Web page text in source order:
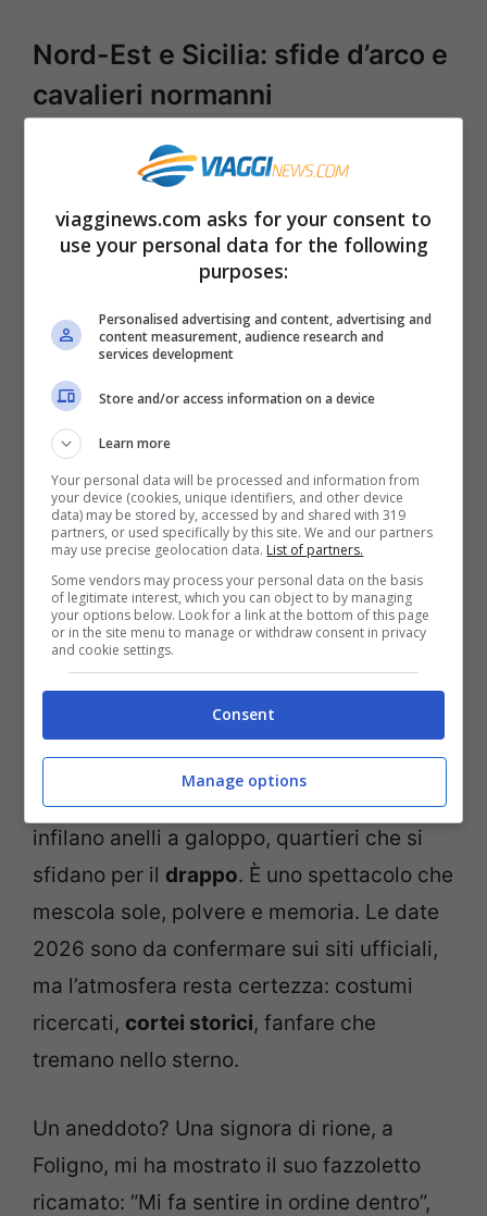
Nord-Est e Sicilia: sfide d’arco e
cavalieri normanni
Nel Bellunese, ilPalio di Feltre
primo weekend di agosto. I quattro
quartieri si affrontano in giochi storici,
cortei in costume e prove di abilità che
centro, incastonato tra muraglie
veneziane, diventa un teatro all’aperto. Se
cerchi una dimensione più raccolta
rispetto a Siena, qui ritrovi ritmo lento,
sguardi diretti, mestieri che profumano di
resina.
Palio dei Normanni
Poi si scende in Sicilia. A Piazza Armerina,
ilPalio dei Normannirievoca l’ingresso del
conte Ruggero nel 1061. Tre giorni, in
genere tra il 12 e il 14 agosto, con la
“quintana” equestre al centro: cavalieri che
infilano anelli a galoppo, quartieri che si
sfidano per il drappo. È uno spettacolo che
mescola sole, polvere e memoria. Le date
2026 sono da confermare sui siti ufficiali,
ma l’atmosfera resta certezza: costumi
ricercati, cortei storici, fanfare che
tremano nello sterno.
Un aneddoto? Una signora di rione, a
Foligno, mi ha mostrato il suo fazzoletto
ricamato: “Mi fa sentire in ordine dentro”,
viagginews.com asks for your consent to
use your personal data for the following
purposes:
Personalised advertising and content, advertising and
content measurement, audience research and
services development
Store and/or access information on a device
Learn more
Your personal data will be processed and information from
your device (cookies, unique identifiers, and other device
data) may be stored by, accessed by and shared with 319
partners, or used specifically by this site. We and our partners
may use precise geolocation data. List of partners.
Some vendors may process your personal data on the basis
of legitimate interest, which you can object to by managing
your options below. Look for a link at the bottom of this page
or in the site menu to manage or withdraw consent in privacy
and cookie settings.
Consent
Manage options